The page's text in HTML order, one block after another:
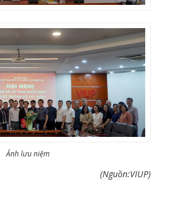
Ảnh lưu niệm
(Nguồn:VIUP)